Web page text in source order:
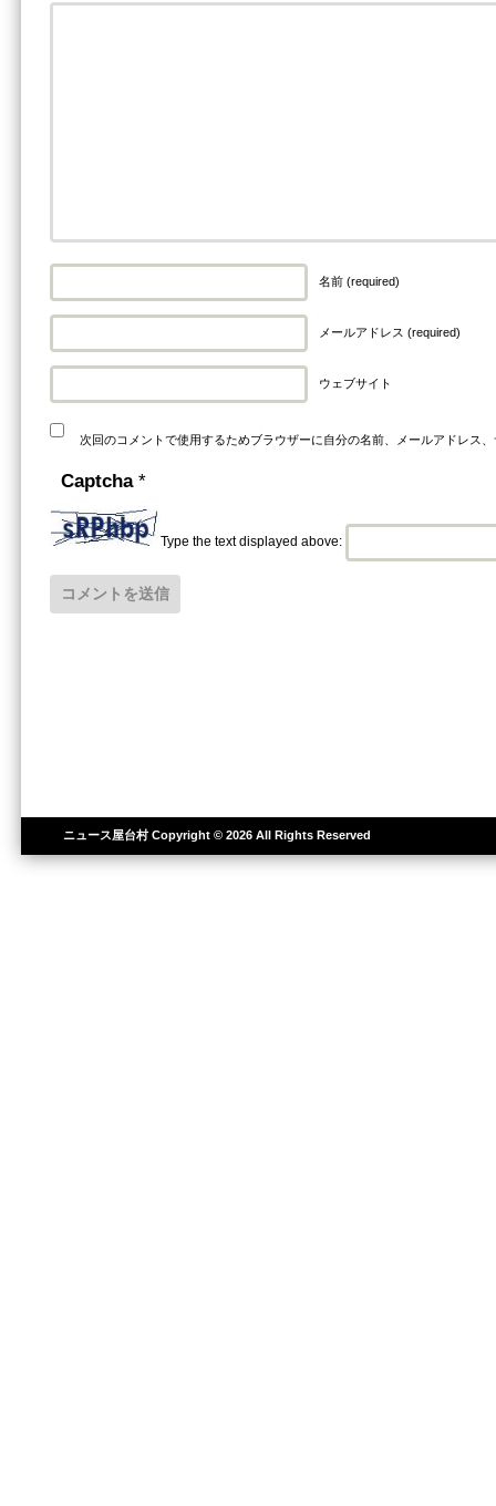
名前 (required)
メールアドレス (required)
ウェブサイト
次回のコメントで使用するためブラウザーに自分の名前、メールアドレス
Captcha *
Type the text displayed above:
ニュース屋台村Copyright © 2026 All Rights Reserved